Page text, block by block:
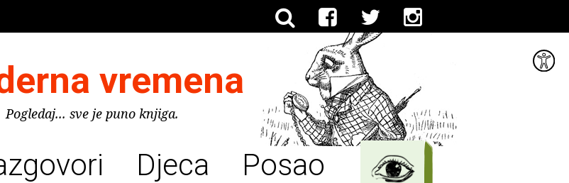
vremena
Pogledaj... sve je puno knjiga.
Djeca Posao